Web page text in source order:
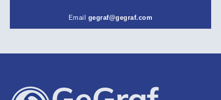
Email gegraf@gegraf.com